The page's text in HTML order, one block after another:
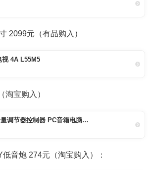
2099元（有品购入）
视 4A L55M5
淘宝购入）
USB电脑音量调节器控制器 PC音箱电脑音响iWit音量控制数字线控器
音炮 274元（淘宝购入）：